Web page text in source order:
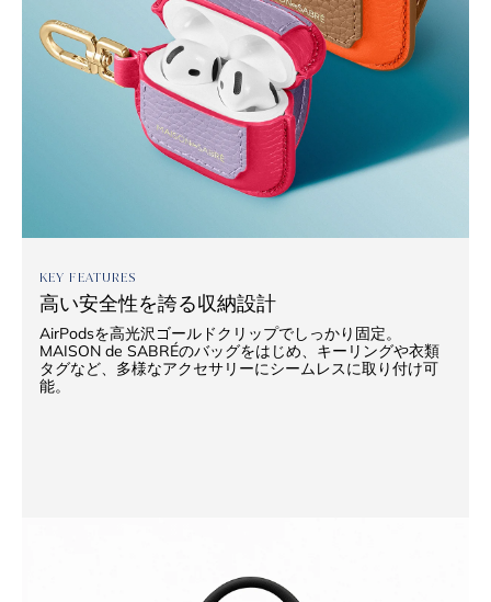
KEY FEATURES
高い安全性を誇る収納設計
AirPodsを高光沢ゴールドクリップでしっかり固定。
MAISON de SABRÉのバッグをはじめ、キーリングや衣類
タグなど、多様なアクセサリーにシームレスに取り付け可
能。